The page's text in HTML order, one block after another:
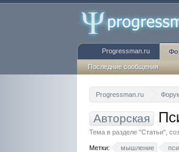
Progressman.ru
Авторская
Тема в разделе "Статьи",
Метки: мышление
Progressman.ru
Последние сообщения